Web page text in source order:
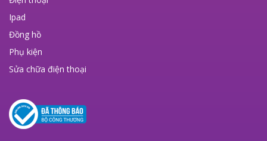
Ipad
Đồng hồ
Phụ kiện
Sửa chữa điện thoại